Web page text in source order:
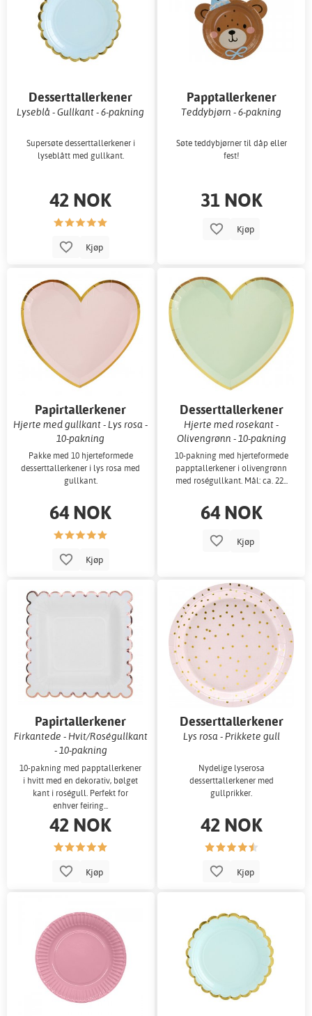
Desserttallerkener
Lyseblå - Gullkant - 6-pakning
Supersøte desserttallerkener i
lyseblått med gullkant.
42 NOK
Kjøp
Papptallerkener
Teddybjørn - 6-pakning
Søte teddybjørner til dåp eller
fest!
31 NOK
Kjøp
Papirtallerkener
Hjerte med gullkant - Lys rosa -
10-pakning
Pakke med 10 hjerteformede
desserttallerkener i lys rosa med
gullkant.
64 NOK
Kjøp
Desserttallerkener
Hjerte med rosekant -
Olivengrønn - 10-pakning
10-pakning med hjerteformede
papptallerkener i olivengrønn
med roségullkant. Mål: ca. 22...
64 NOK
Kjøp
Papirtallerkener
Firkantede - Hvit/Roségullkant
- 10-pakning
10-pakning med papptallerkener
i hvitt med en dekorativ, bølget
kant i roségull. Perfekt for
enhver feiring...
42 NOK
Kjøp
Desserttallerkener
Lys rosa - Prikkete gull
Nydelige lyserosa
desserttallerkener med
gullprikker.
42 NOK
Kjøp